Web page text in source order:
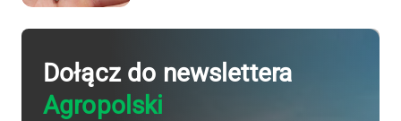
Dołącz do newslettera
Agropolski